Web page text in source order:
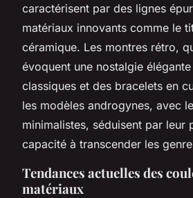
caractérisent par des lignes
matériaux innovants comme le
céramique. Les montres rétro,
évoquent une nostalgie
classiques et des bracelets en
les modèles androgynes, avec
minimalistes, séduisent par leur
capacité à transcender les
Tendances actuelles des
matériaux